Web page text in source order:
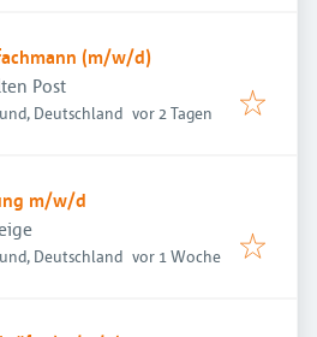
(m/w/d)
Post
Deutschland Veröffentlicht
vor 2 Tagen
m/w/d
Deutschland Veröffentlicht
vor 1 Woche